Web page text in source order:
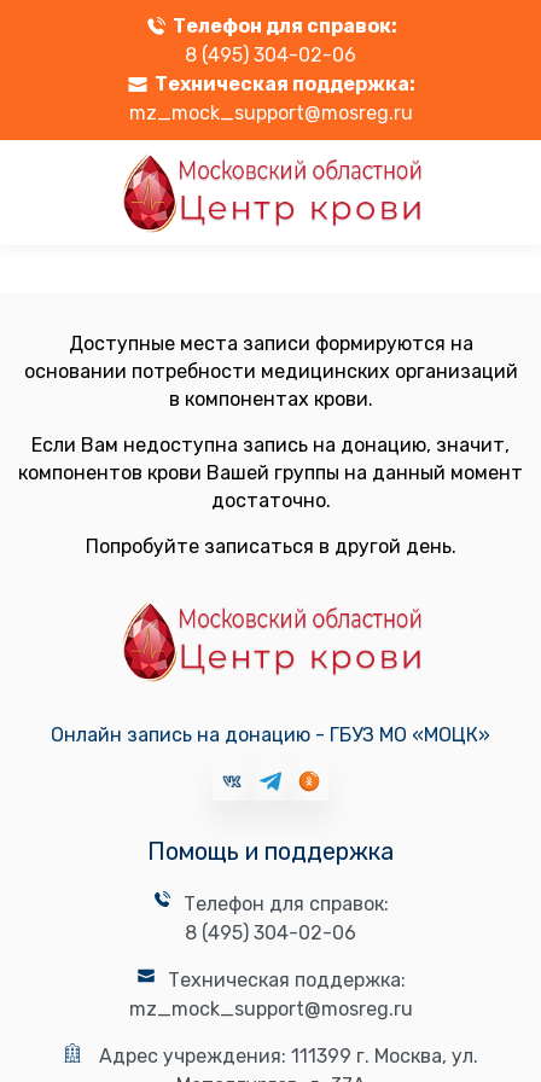
Телефон для справок:
8 (495) 304-02-06
Техническая поддержка:
mz_mock_support@mosreg.ru
Доступные места записи формируются на
основании потребности медицинских организаций
в компонентах крови.
Если Вам недоступна запись на донацию, значит,
компонентов крови Вашей группы на данный момент
достаточно.
Попробуйте записаться в другой день.
Онлайн запись на донацию - ГБУЗ МО «МОЦК»
Помощь и поддержка
Телефон для справок:
8 (495) 304-02-06
Техническая поддержка:
mz_mock_support@mosreg.ru
Адрес учреждения: 111399 г. Москва, ул.